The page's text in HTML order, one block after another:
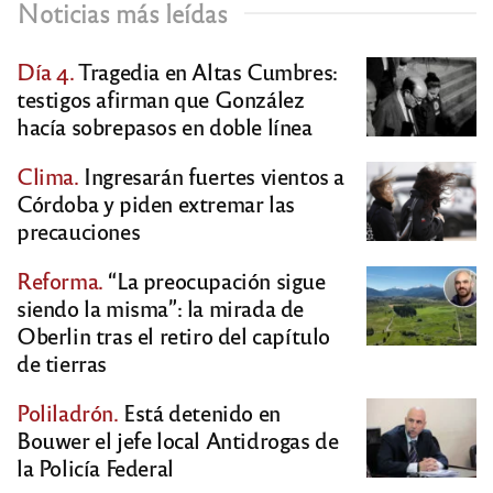
Noticias más leídas
Día 4.Tragedia en Altas Cumbres:
testigos afirman que González
hacía sobrepasos en doble línea
Clima. Ingresarán fuertes vientos a
Córdoba y piden extremar las
precauciones
Reforma. “La preocupación sigue
siendo la misma”: la mirada de
Oberlin tras el retiro del capítulo
de tierras
Poliladrón. Está detenido en
Bouwer el jefe local Antidrogas de
la Policía Federal